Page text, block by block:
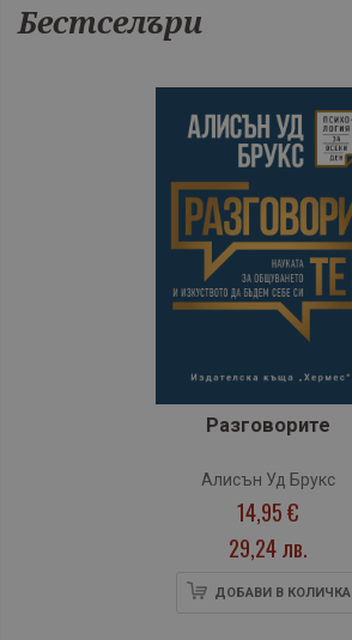
Бестселъри
Разговорите
Алисън Уд Брукс
14,95 €
29,24 лв.
ДОБАВИ В КОЛИЧКА